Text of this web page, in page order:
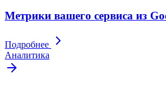
Метрики вашего сервиса из
Подробнее
Аналитика